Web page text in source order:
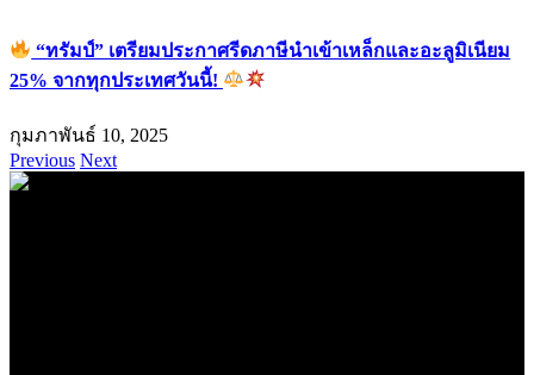
“ทรัมป์” เตรียมประกาศรีดภาษีนำเข้าเหล็กและอะลูมิเนียม
25% จากทุกประเทศวันนี้!
กุมภาพันธ์ 10, 2025
Previous Next